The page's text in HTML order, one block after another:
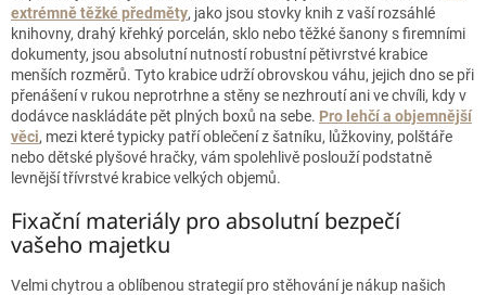
extrémně těžké předměty, jako jsou stovky knih z vaší rozsáhlé
knihovny, drahý křehký porcelán, sklo nebo těžké šanony s firemními
dokumenty, jsou absolutní nutností robustní pětivrstvé krabice
menších rozměrů. Tyto krabice udrží obrovskou váhu, jejich dno se při
přenášení v rukou neprotrhne a stěny se nezhroutí ani ve chvíli, kdy v
dodávce naskládáte pět plných boxů na sebe. Pro lehčí a objemnější
věci, mezi které typicky patří oblečení z šatníku, lůžkoviny, polštáře
nebo dětské plyšové hračky, vám spolehlivě poslouží podstatně
levnější třívrstvé krabice velkých objemů.
Fixační materiály pro absolutní bezpečí
vašeho majetku
Velmi chytrou a oblíbenou strategií pro stěhování je nákup našich